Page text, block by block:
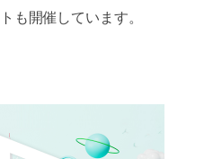
も開催しています。